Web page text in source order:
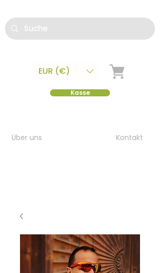
EUR (€)
Kasse
Über uns Kontakt